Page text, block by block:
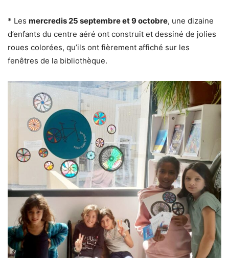
* Les mercredis 25 septembre et 9 octobre, une dizaine
d’enfants du centre aéré ont construit et dessiné de jolies
roues colorées, qu’ils ont fièrement affiché sur les
fenêtres de la bibliothèque.